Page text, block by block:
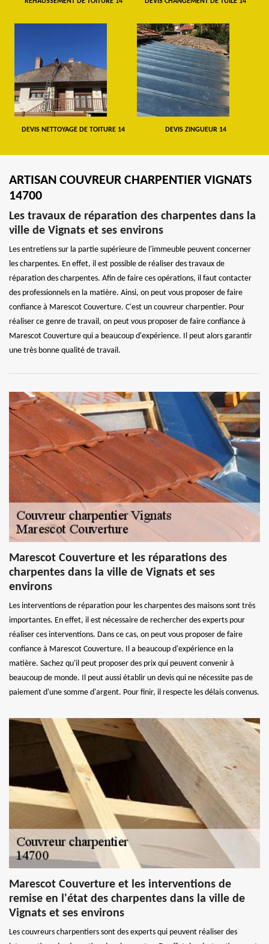
DEVIS NETTOYAGE DE TOITURE 14 DEVIS ZINGUEUR 14
ARTISAN COUVREUR CHARPENTIER VIGNATS
14700
Les travaux de réparation des charpentes dans la
ville de Vignats et ses environs
Les entretiens sur la partie supérieure de l'immeuble peuvent concerner
les charpentes. En effet, il est possible de réaliser des travaux de
réparation des charpentes. Afin de faire ces opérations, il faut contacter
des professionnels en la matière. Ainsi, on peut vous proposer de faire
confiance à Marescot Couverture. C'est un couvreur charpentier. Pour
réaliser ce genre de travail, on peut vous proposer de faire confiance à
Marescot Couverture qui a beaucoup d'expérience. Il peut alors garantir
une très bonne qualité de travail.
Marescot Couverture et les réparations des
charpentes dans la ville de Vignats et ses
environs
Les interventions de réparation pour les charpentes des maisons sont très
importantes. En effet, il est nécessaire de rechercher des experts pour
réaliser ces interventions. Dans ce cas, on peut vous proposer de faire
confiance à Marescot Couverture. Il a beaucoup d'expérience en la
matière. Sachez qu'il peut proposer des prix qui peuvent convenir à
beaucoup de monde. Il peut aussi établir un devis qui ne nécessite pas de
paiement d'une somme d'argent. Pour finir, il respecte les délais convenus.
Marescot Couverture et les interventions de
remise en l'état des charpentes dans la ville de
Vignats et ses environs
Les couvreurs charpentiers sont des experts qui peuvent réaliser des